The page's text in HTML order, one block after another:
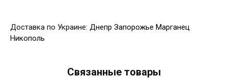
Доставка по Украине: Днепр Запорожье Марганец
Никополь
Связанные товары